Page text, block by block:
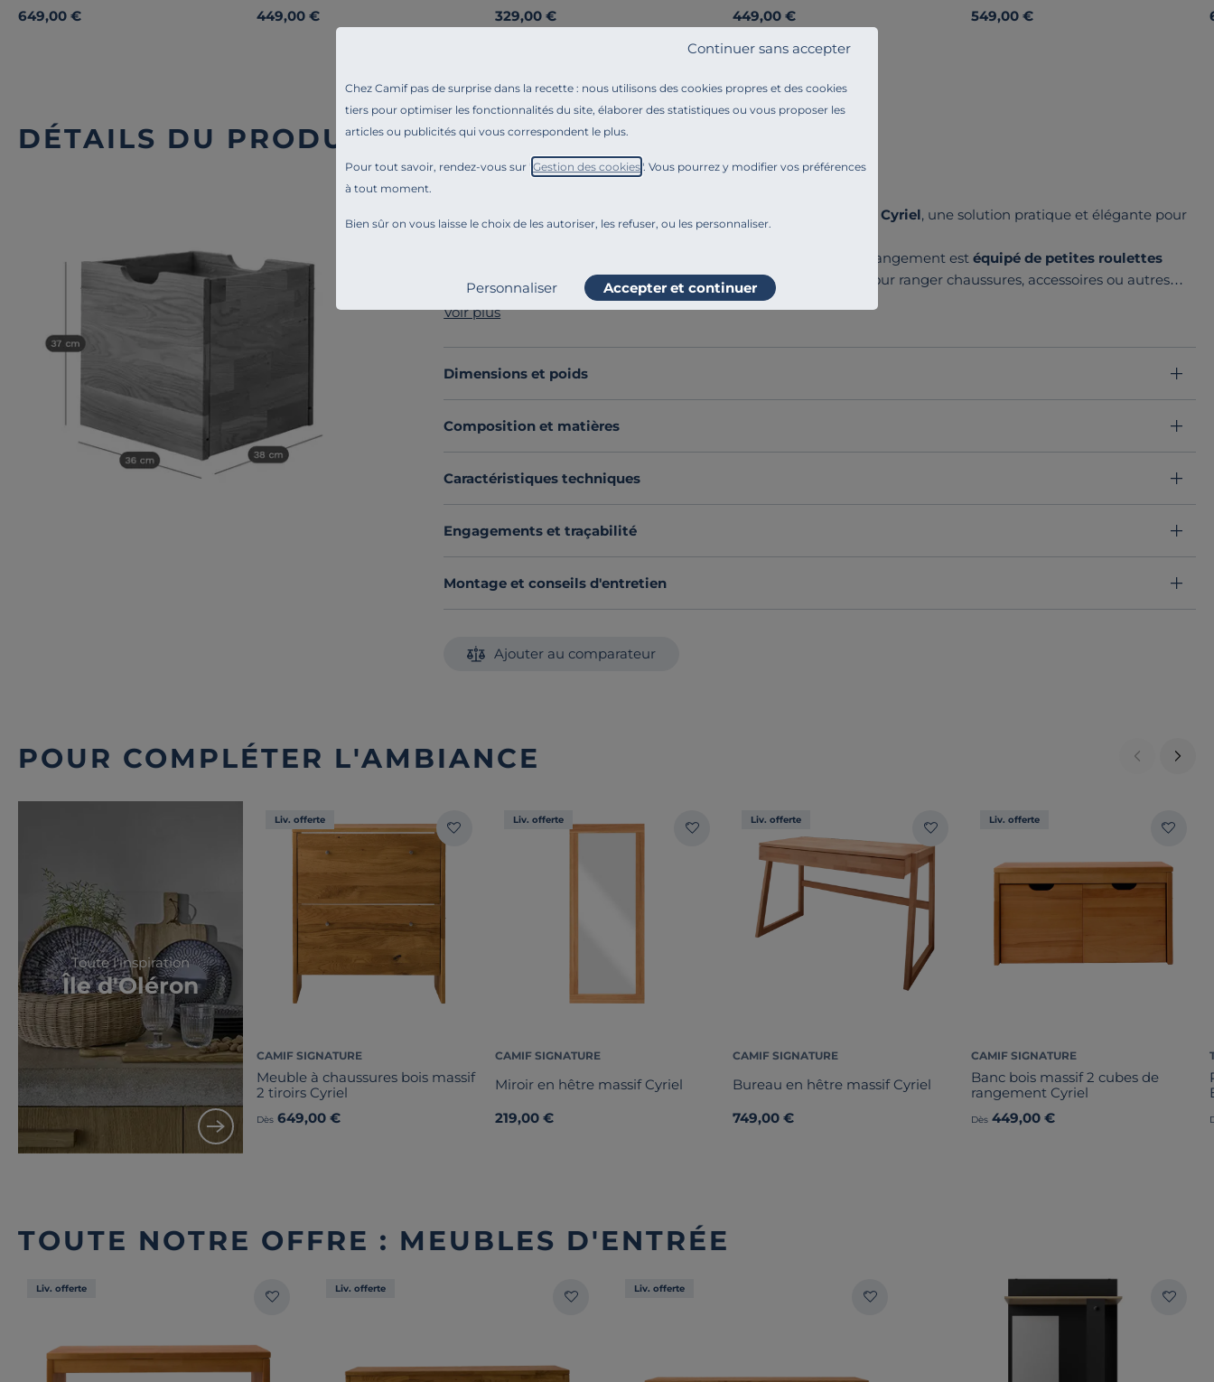
Chez Camif pas de surprise dans la recette : nous utilisons des cookies propres et des cookies
tiers pour optimiser les fonctionnalités du site, élaborer des statistiques ou vous proposer les
articles ou publicités qui vous correspondent le plus.
Pour tout savoir, rendez-vous sur " Gestion des cookies". Vous pourrez y modifier vos préférences
à tout moment.
Bien sûr on vous laisse le choix de les autoriser, les refuser, ou les personnaliser.
Continuer sans accepter
Personnaliser Accepter et continuer
649,00 €
449,00 €
329,00 €
449,00 €
549,00 €
DÉTAILS DU PRODUIT
cube de rangement en bois massif Cyriel, une solution pratique et élégante pour
Fabriqué en chêne massif ou en hêtre massif, cet accessoire de rangement estéquipé de petites roulettes
discrètes
, pour se déplacer facilement selon vos besoins. Idéal pour ranger chaussures, accessoires ou autres
objets du quotidien, il s’intègre parfaitement sous un banc de la collection Cyriel ou se place à côté pour un
rangement supplémentaire.
Adoptez ce cube de rangement en bois massif, qui incarnel’équilibre parfait entre praticité et authenticité,
tout en apportant une touche chaleureuse à votre espace de vie.
Voir plus
Dimensions et poids
Composition et matières
Caractéristiques techniques
Engagements et traçabilité
Montage et conseils d'entretien
Ajouter au comparateur
POUR COMPLÉTER L'AMBIANCE
Toute l'inspiration
Île d'Oléron
Liv. offerte
CAMIF SIGNATURE
Meuble à chaussures bois massif
2 tiroirs Cyriel
Dès 649,00 €
Liv. offerte
CAMIF SIGNATURE
Miroir en hêtre massif Cyriel
219,00 €
Liv. offerte
CAMIF SIGNATURE
Bureau en hêtre massif Cyriel
749,00 €
Liv. offerte
CAMIF SIGNATURE
Banc bois massif 2 cubes de
rangement Cyriel
Dès 449,00 €
TOUTE NOTRE OFFRE : MEUBLES D'ENTRÉE
Liv. offerte Liv. offerte Liv. offerte